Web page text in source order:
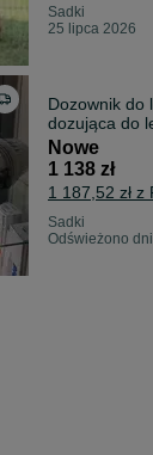
Sadki
25 lipca 2026
Dozownik do
dozująca do
%
Nowe
1 138 zł
1 187,52 zł
Sadki
Odświeżono